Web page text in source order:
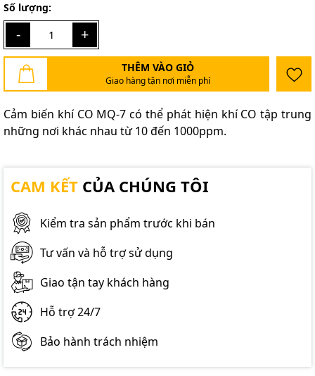
Số lượng:
- +
THÊM VÀO GIỎ
Giao hàng tận nơi miễn phí
Cảm biến khí CO MQ-7 có thể phát hiện khí CO tập trung
những nơi khác nhau từ 10 đến 1000ppm.
CAM KẾT CỦA CHÚNG TÔI
Kiểm tra sản phẩm trước khi bán
Tư vấn và hỗ trợ sử dụng
Giao tận tay khách hàng
Hỗ trợ 24/7
Bảo hành trách nhiệm